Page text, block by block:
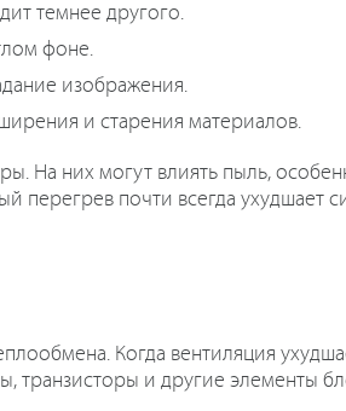
темнее другого.
фоне.
изображения.
и старения материалов.
На них могут влиять пыль,
перегрев почти всегда ухудшает
Когда вентиляция
и другие элементы